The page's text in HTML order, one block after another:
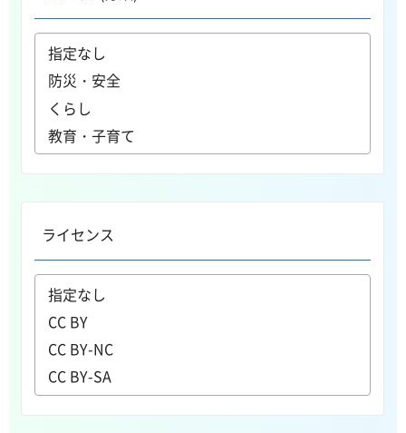
ライセンス